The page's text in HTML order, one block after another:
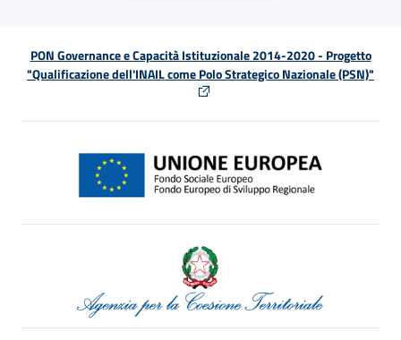
PON Governance e Capacità Istituzionale 2014-2020 - Progetto
"Qualificazione dell'INAIL come Polo Strategico Nazionale (PSN)"